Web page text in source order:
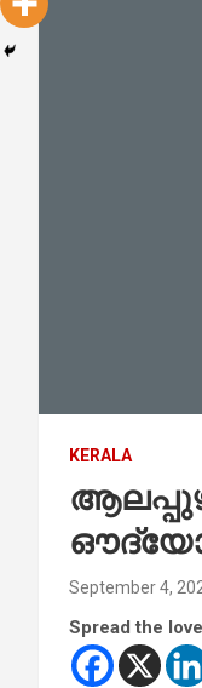
KERALA
September 4,
Spread the love